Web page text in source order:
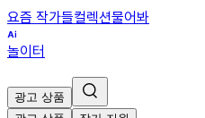
요즘 작가들컬렉션물어봐
놀이터
광고 상품